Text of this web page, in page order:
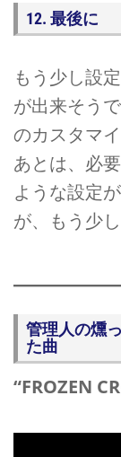
12. 最後に
もう少し設
が出来そう
のカスタマ
あとは、必
ような設定
が、もう少
管理人の燻
た曲
“FROZEN